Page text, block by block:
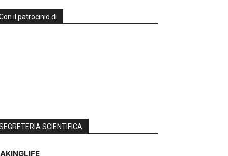
il patrocinio di
SCIENTIFICA